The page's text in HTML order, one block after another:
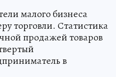
малого бизнеса
торговли. Статистика
продажей товаров
в